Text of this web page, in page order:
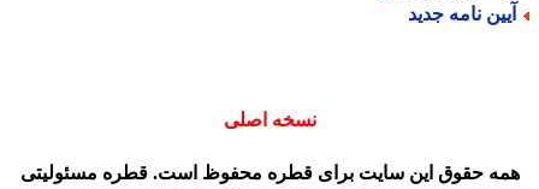
نامه جدید
نسخه اصلی
حقوق این سایت برای قطره محفوظ است. قطره مسئولیتی